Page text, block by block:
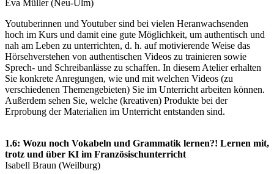
Eva Müller (Neu-Ulm)
Youtuberinnen und Youtuber sind bei vielen Heranwachsenden
hoch im Kurs und damit eine gute Möglichkeit, um authentisch und
nah am Leben zu unterrichten, d. h. auf motivierende Weise das
Hörsehverstehen von authentischen Videos zu trainieren sowie
Sprech- und Schreibanlässe zu schaffen. In diesem Atelier erhalten
Sie konkrete Anregungen, wie und mit welchen Videos (zu
verschiedenen Themengebieten) Sie im Unterricht arbeiten können.
Außerdem sehen Sie, welche (kreativen) Produkte bei der
Erprobung der Materialien im Unterricht entstanden sind.
1.6: Wozu noch Vokabeln und Grammatik lernen?! Lernen mit,
trotz und über KI im Französischunterricht
Isabell Braun (Weilburg)